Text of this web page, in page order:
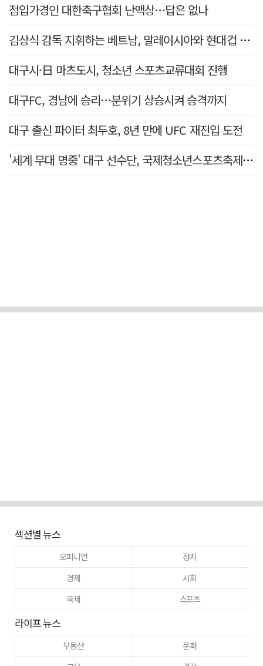
점입가경인 대한축구협회 난맥상…답은 없나
김상식 감독 지휘하는 베트남, 말레이시아와 현대컵 4강 격돌
대구시·日 마츠도시, 청소년 스포츠교류대회 진행
대구FC, 경남에 승리…분위기 상승시켜 승격까지
대구 출신 파이터 최두호, 8년 만에 UFC 재진입 도전
'세계 무대 명중' 대구 선수단, 국제청소년스포츠축제 금1·동4개
섹션별 뉴스
오피니언
정치
경제
사회
국제
스포츠
라이프 뉴스
부동산
문화